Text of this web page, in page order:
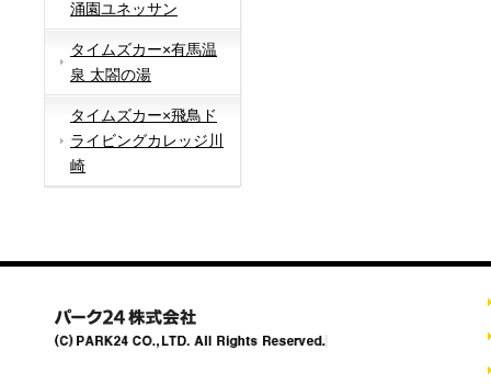
涌園ユネッサン
タイムズカー×有馬温
泉 太閤の湯
タイムズカー×飛鳥ド
ライビングカレッジ川
崎